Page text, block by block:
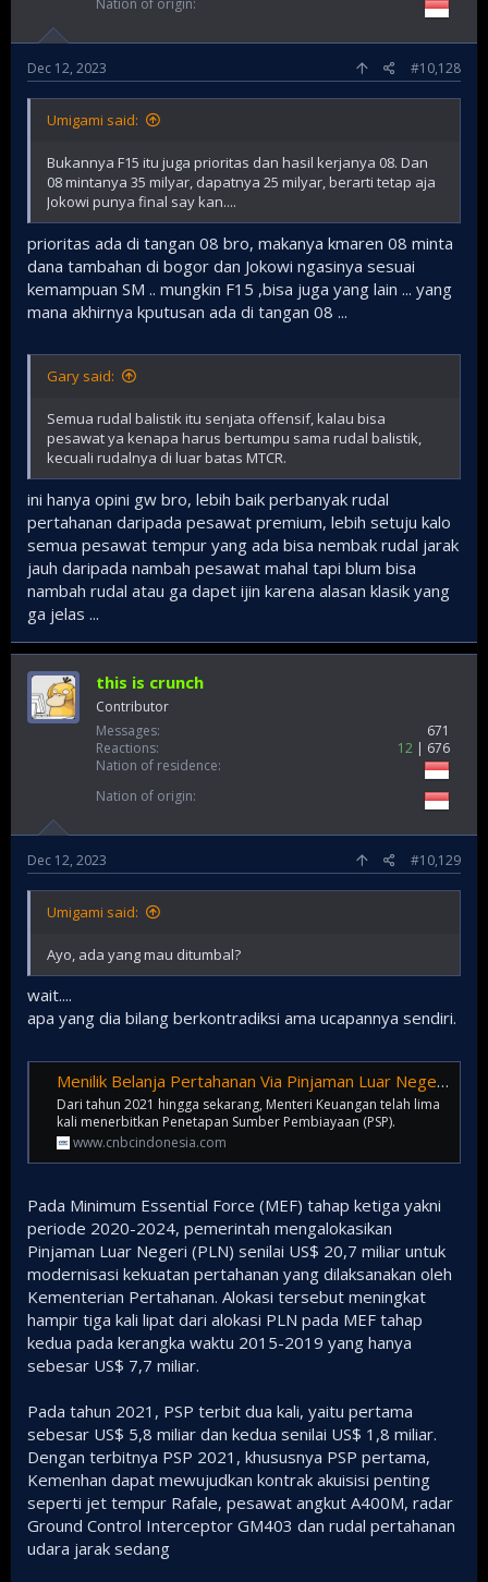
Nation of origin
Dec 12, 2023 #10,128
Umigami said:
Bukannya F15 itu juga prioritas dan hasil kerjanya 08. Dan
08 mintanya 35 milyar, dapatnya 25 milyar, berarti tetap aja
Jokowi punya final say kan....
prioritas ada di tangan 08 bro, makanya kmaren 08 minta
dana tambahan di bogor dan Jokowi ngasinya sesuai
kemampuan SM .. mungkin F15 ,bisa juga yang lain ... yang
mana akhirnya kputusan ada di tangan 08 ...
Gary said:
Semua rudal balistik itu senjata offensif, kalau bisa
pesawat ya kenapa harus bertumpu sama rudal balistik,
kecuali rudalnya di luar batas MTCR.
ini hanya opini gw bro, lebih baik perbanyak rudal
pertahanan daripada pesawat premium, lebih setuju kalo
semua pesawat tempur yang ada bisa nembak rudal jarak
jauh daripada nambah pesawat mahal tapi blum bisa
nambah rudal atau ga dapet ijin karena alasan klasik yang
ga jelas ...
this is crunch
Contributor
Messages
671
Reactions
12
676
Nation of residence
Nation of origin
Dec 12, 2023 #10,129
Umigami said:
Ayo, ada yang mau ditumbal?
wait....
apa yang dia bilang berkontradiksi ama ucapannya sendiri.
Menilik Belanja Pertahanan Via Pinjaman Luar Negeri Tahun Ini
Dari tahun 2021 hingga sekarang, Menteri Keuangan telah lima
kali menerbitkan Penetapan Sumber Pembiayaan (PSP).
www.cnbcindonesia.com
Pada Minimum Essential Force (MEF) tahap ketiga yakni
periode 2020-2024, pemerintah mengalokasikan
Pinjaman Luar Negeri (PLN) senilai US$ 20,7 miliar untuk
modernisasi kekuatan pertahanan yang dilaksanakan oleh
Kementerian Pertahanan. Alokasi tersebut meningkat
hampir tiga kali lipat dari alokasi PLN pada MEF tahap
kedua pada kerangka waktu 2015-2019 yang hanya
sebesar US$ 7,7 miliar.
Pada tahun 2021, PSP terbit dua kali, yaitu pertama
sebesar US$ 5,8 miliar dan kedua senilai US$ 1,8 miliar.
Dengan terbitnya PSP 2021, khususnya PSP pertama,
Kemenhan dapat mewujudkan kontrak akuisisi penting
seperti jet tempur Rafale, pesawat angkut A400M, radar
Ground Control Interceptor GM403 dan rudal pertahanan
udara jarak sedang